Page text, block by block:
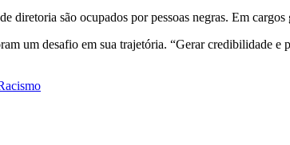
diretoria são ocupados por pessoas negras. Em
um desafio em sua trajetória. “Gerar credibilidade